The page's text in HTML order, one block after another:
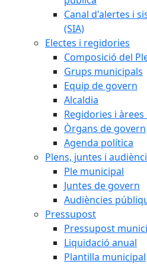
Canal d'alertes i
(SIA)
Electes i regidories
Composició del
Grups municipals
Equip de govern
Alcaldia
Regidories i
Òrgans de govern
Agenda política
Plens, juntes i
Ple municipal
Juntes de govern
Audiències
Pressupost
Pressupost
Liquidació anual
Plantilla municipal